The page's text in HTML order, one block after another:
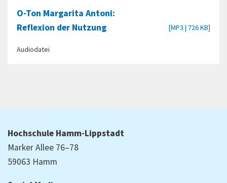
O-Ton Margarita Antoni:
Reflexion der Nutzung
[MP3 | 726 KB]
Audiodatei
Hochschule Hamm-Lippstadt
Marker Allee 76–78
59063 Hamm